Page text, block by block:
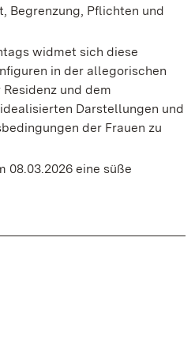
Begrenzung, Pflichten und
widmet sich diese
in der allegorischen
und dem
Darstellungen und
der Frauen zu
08.03.2026 eine süße